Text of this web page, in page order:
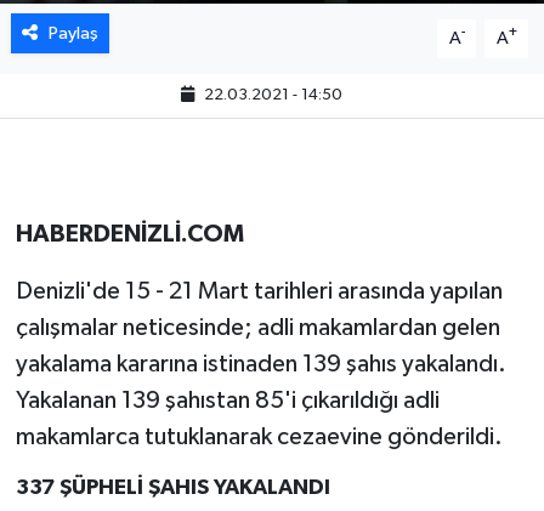
Paylaş A- A+
22.03.2021 - 14:50
HABERDENİZLİ.COM
Denizli'de 15 - 21 Mart tarihleri arasında yapılan
çalışmalar neticesinde; adli makamlardan gelen
yakalama kararına istinaden 139 şahıs yakalandı.
Yakalanan 139 şahıstan 85'i çıkarıldığı adli
makamlarca tutuklanarak cezaevine gönderildi.
337 ŞÜPHELİ ŞAHIS YAKALANDI